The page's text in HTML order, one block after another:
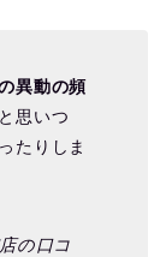
異動の頻
思いつ
たりしま
の口コ